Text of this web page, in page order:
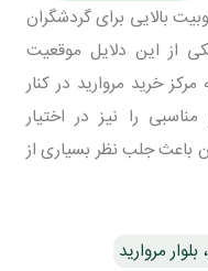
بالایی برای گردشگران
از این دلایل موقعیت
خرید مروارید در کنار
را نیز در اختیار
باعث جلب نظر بسیاری از
مروارید